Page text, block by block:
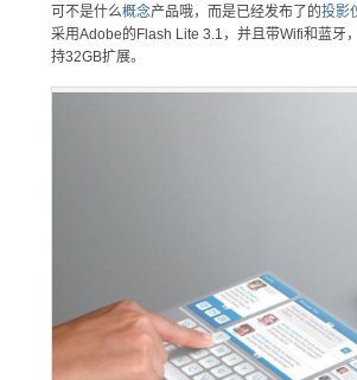
可不是什么概念产品哦，而是已经发布了的投影
采用Adobe的Flash Lite 3.1，并且带Wifi和蓝牙
持32GB扩展。